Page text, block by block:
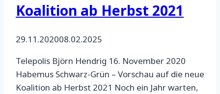
Koalition ab Herbst 2021
29.11.202008.02.2025
Telepolis Björn Hendrig 16. November 2020
Habemus Schwarz-Grün – Vorschau auf die neue
Koalition ab Herbst 2021 Noch ein Jahr warten,